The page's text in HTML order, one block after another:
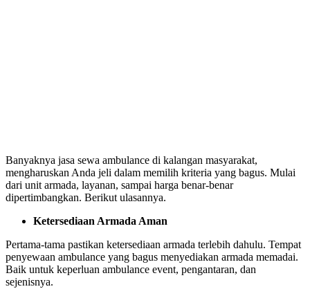
Banyaknya jasa sewa ambulance di kalangan masyarakat,
mengharuskan Anda jeli dalam memilih kriteria yang bagus. Mulai
dari unit armada, layanan, sampai harga benar-benar
dipertimbangkan. Berikut ulasannya.
Ketersediaan Armada Aman
Pertama-tama pastikan ketersediaan armada terlebih dahulu. Tempat
penyewaan ambulance yang bagus menyediakan armada memadai.
Baik untuk keperluan ambulance event, pengantaran, dan
sejenisnya.